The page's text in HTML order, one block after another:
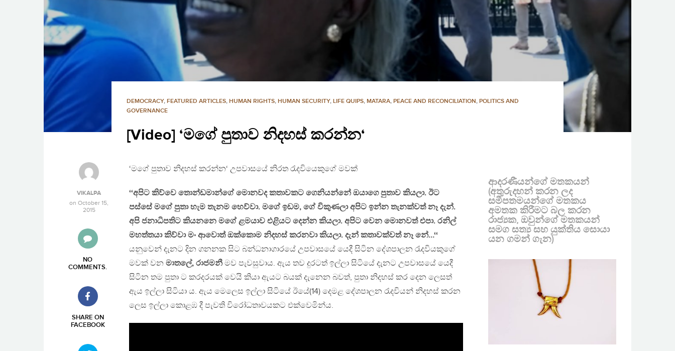
DEMOCRACY, FEATURED ARTICLES, HUMAN RIGHTS, HUMAN SECURITY, LIFE QUIPS, MATARA, PEACE AND RECONCILIATION, POLITICS AND
GOVERNANCE
[Video] ‘මගේ පුතාව නිදහස් කරන්න‘
VIKALPA
on October 15,
2015
NO
COMMENTS.
SHARE ON
FACEBOOK
‘මගේ පුතාව නිදහස් කරන්න‘ උපවාසයේ නිරත රැදවියෙකුගේ මවක්
‘‘අපිට කිව්වෙ තොන්ඩමාන්ගේ මොනවද කතාවකට ගෙනියන්නේ ඔයාගෙ පුතාව කියලා. ඊට
පස්සේ මගේ පුතා හැම තැනම හෙව්වා. මගේ ඉඩම, ගේ විකුණලා අපිට ඉන්න තැනක්වත් නෑ දැන්.
අපි ජනාධිපතිට කියනනෙ මගේ ළමයාව එළියට දෙන්න කියලා. අපිට වෙන මොනවත් එපා. රනිල්
මහත්තයා කිව්වා මං ආවොත් ඔක්කොම නිදහස් කරනවා කියලා. දැන් කතාවක්වත් නෑ නේ…‘‘
යනුවෙන් දැනට දින ගනනක සිට බන්ධනාගාරයේ උපවාසයේ යෙදී සිටින දේශපාලන රැදවියකුගේ
මවක් වන මාතලේ, රාජමනී මව පැවසුවාය. ඇය තව දුරටත් ඉල්ලා සිටියේ දැනට උපවාසයේ යෙදී
සිටින තම පුතා ට කරදරයක් වෙයි කියා ඇයට බයක් දැනෙන බවත්, පුතා නිදහස් කර දෙන ලෙසත්
ඇය ඉල්ලා සිටියා ය. ඇය මෙලෙස ඉල්ලා සිටියේ ඊයේ(14) දෙමළ දේශපාලන රැදවියන් නිදහස් කරන
ලෙස ඉල්ලා කොළඹ දී පැවති විරෝධතාවයකට එක්වෙමින්ය.
ආදරණීයන්ගේ මතකයන්
(අතුරුදහන් කරන ලද
සමීපතමයන්ගේ මතකය
අමතක කිරීමට බල කරන
රාජ්‍යක, ඔවුන්ගේ මතකයන්
සමග සත්‍ය සහ යුක්තිය සොයා
යන ගමන් ගැන)